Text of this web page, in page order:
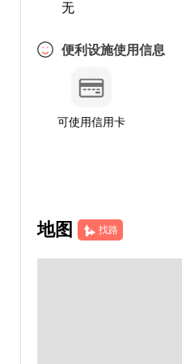
无
便利设施使用信息
可使用信用卡
地图 找路